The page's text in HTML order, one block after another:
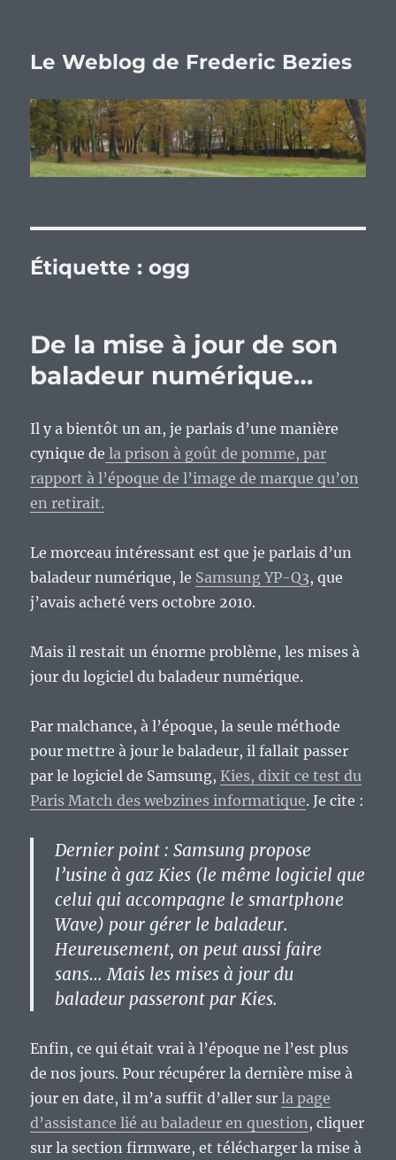
Le Weblog de Frederic Bezies
Étiquette :ogg
De la mise à jour de son
baladeur numérique…
Il y a bientôt un an, je parlais d’une manière
cynique de la prison à goût de pomme, par
rapport à l’époque de l’image de marque qu’on
en retirait.
Le morceau intéressant est que je parlais d’un
baladeur numérique, le Samsung YP-Q3, que
j’avais acheté vers octobre 2010.
Mais il restait un énorme problème, les mises à
jour du logiciel du baladeur numérique.
Par malchance, à l’époque, la seule méthode
pour mettre à jour le baladeur, il fallait passer
par le logiciel de Samsung, Kies, dixit ce test du
Paris Match des webzines informatique. Je cite :
Dernier point : Samsung propose
l’usine à gaz Kies (le même logiciel que
celui qui accompagne le smartphone
Wave) pour gérer le baladeur.
Heureusement, on peut aussi faire
sans… Mais les mises à jour du
baladeur passeront par Kies.
Enfin, ce qui était vrai à l’époque ne l’est plus
de nos jours. Pour récupérer la dernière mise à
jour en date, il m’a suffit d’aller surla page
d’assistance lié au baladeur en question, cliquer
sur la section firmware, et télécharger la mise à